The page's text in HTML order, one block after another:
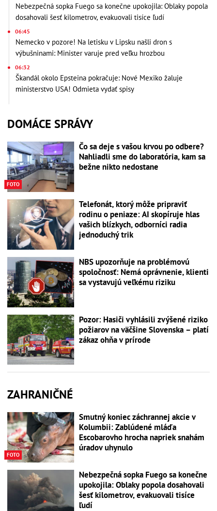
Nebezpečná sopka Fuego sa konečne upokojila: Oblaky popola
dosahovali šesť kilometrov, evakuovali tisíce ľudí
06:45
Nemecko v pozore! Na letisku v Lipsku našli dron s
výbušninami: Minister varuje pred veľku hrozbou
06:32
Škandál okolo Epsteina pokračuje: Nové Mexiko žaluje
ministerstvo USA! Odmieta vydať spisy
DOMÁCE SPRÁVY
FOTO
Čo sa deje s vašou krvou po odbere?
Nahliadli sme do laboratória, kam sa
bežne nikto nedostane
Telefonát, ktorý môže pripraviť
rodinu o peniaze: AI skopíruje hlas
vašich blízkych, odborníci radia
jednoduchý trik
NBS upozorňuje na problémovú
spoločnosť: Nemá oprávnenie, klienti
sa vystavujú veľkému riziku
Pozor: Hasiči vyhlásili zvýšené riziko
požiarov na väčšine Slovenska – platí
zákaz ohňa v prírode
ZAHRANIČNÉ
FOTO
Smutný koniec záchrannej akcie v
Kolumbii: Zablúdené mláďa
Escobarovho hrocha napriek snahám
úradov uhynulo
Nebezpečná sopka Fuego sa konečne
upokojila: Oblaky popola dosahovali
šesť kilometrov, evakuovali tisíce
ľudí